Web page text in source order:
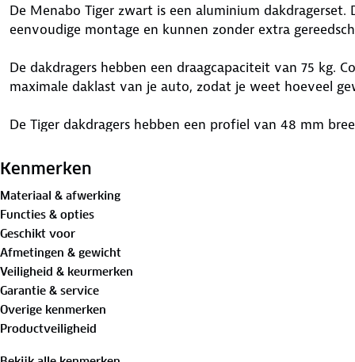
De Menabo Tiger zwart is een aluminium
eenvoudige montage en kunnen zonder extra
De dakdragers hebben een draagcapaciteit van 75 kg.
maximale daklast van je auto, zodat je weet hoeveel
De Tiger dakdragers hebben een profiel van 48 mm
bevestiging, zoals bepaalde fietsendragers, dakkoffers of
Accessoires kunnen ook worden bevestigd met een U-
breedte van de drager van 48mm. Zo gebruik je de
bagage en accessoires.
Dankzij het aluminium materiaal zijn de dragers relatief
monteren en verwijderen eenvoudiger.
Past deze dakdragerset op jouw auto?
Deze dakdragerset is autospecifiek. Controleer
Kenmerken
Materiaal & afwerking
Functies & opties
Geschikt voor
Afmetingen & gewicht
Veiligheid & keurmerken
Garantie & service
Overige kenmerken
Productveiligheid